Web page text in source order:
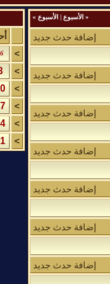
« الأسبوع الأسبوع »
إضافة حدث جديد
إضافة حدث جديد
إضافة حدث جديد
إضافة حدث جديد
إضافة حدث جديد
إضافة حدث جديد
إضافة حدث جديد
>
>
>
>
>
>